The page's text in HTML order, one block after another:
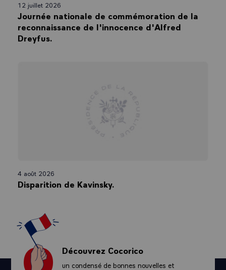
12 juillet 2026
Journée nationale de commémoration de la
reconnaissance de l'innocence d'Alfred
Dreyfus.
4 août 2026
Disparition de Kavinsky.
Découvrez Cocorico
un condensé de bonnes nouvelles et